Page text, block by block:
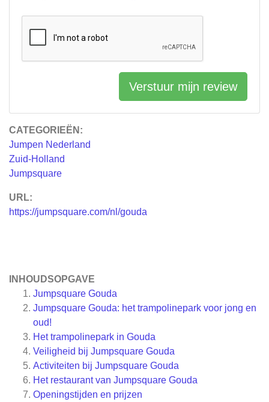
CATEGORIEËN:
Jumpen Nederland
Zuid-Holland
Jumpsquare
URL:
https://jumpsquare.com/nl/gouda
INHOUDSOPGAVE
Jumpsquare Gouda
Jumpsquare Gouda: het trampolinepark voor jong en
oud!
Het trampolinepark in Gouda
Veiligheid bij Jumpsquare Gouda
Activiteiten bij Jumpsquare Gouda
Het restaurant van Jumpsquare Gouda
Openingstijden en prijzen
Verstuur mijn review